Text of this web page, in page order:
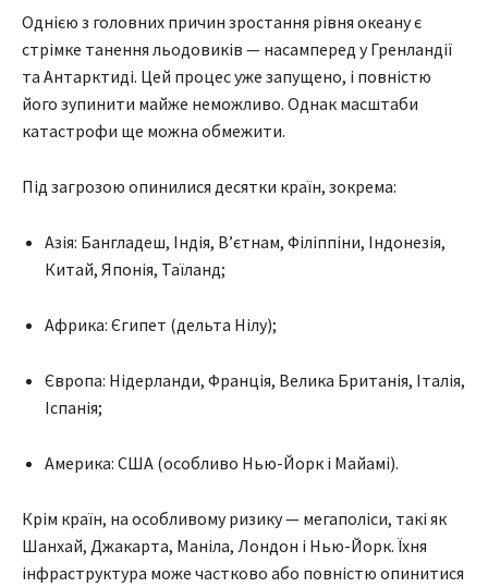
Однією з головних причин зростання рівня океану є
стрімке танення льодовиків — насамперед у Гренландії
та Антарктиді. Цей процес уже запущено, і повністю
його зупинити майже неможливо. Однак масштаби
катастрофи ще можна обмежити.
Під загрозою опинилися десятки країн, зокрема:
Азія: Бангладеш, Індія, В’єтнам, Філіппіни, Індонезія,
Китай, Японія, Таїланд;
Африка: Єгипет (дельта Нілу);
Європа: Нідерланди, Франція, Велика Британія, Італія,
Іспанія;
Америка: США (особливо Нью-Йорк і Майамі).
Крім країн, на особливому ризику — мегаполіси, такі як
Шанхай, Джакарта, Маніла, Лондон і Нью-Йорк. Їхня
інфраструктура може частково або повністю опинитися